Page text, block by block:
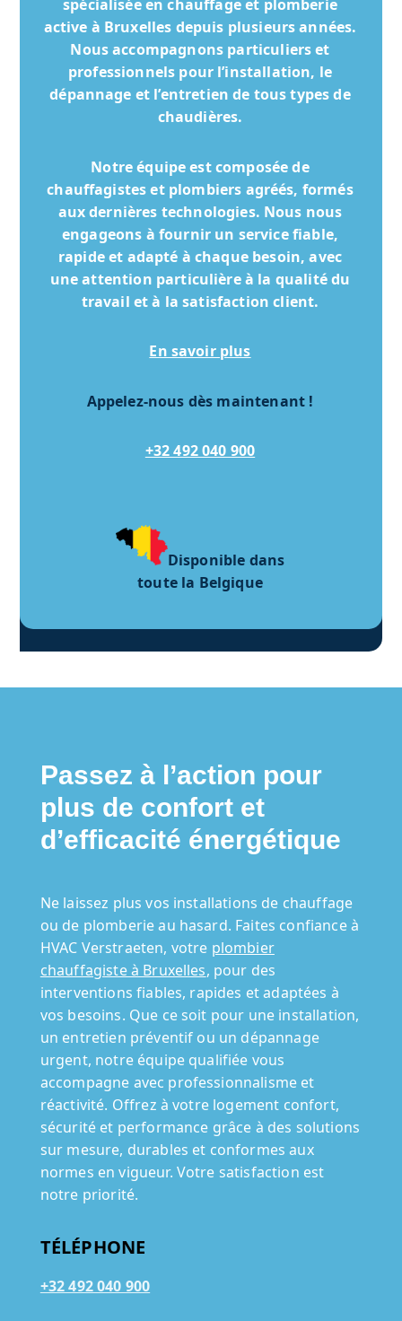
spécialisée en chauffage et plomberie
active à Bruxelles depuis plusieurs années.
Nous accompagnons particuliers et
professionnels pour l’installation, le
dépannage et l’entretien de tous types de
chaudières.
Notre équipe est composée de
chauffagistes et plombiers agréés, formés
aux dernières technologies. Nous nous
engageons à fournir un service fiable,
rapide et adapté à chaque besoin, avec
une attention particulière à la qualité du
travail et à la satisfaction client.
En savoir plus
Appelez-nous dès maintenant !
+32 492 040 900
Disponible dans
toute la Belgique
Passez à l’action pour
plus de confort et
d’efficacité énergétique
Ne laissez plus vos installations de chauffage
ou de plomberie au hasard. Faites confiance à
HVAC Verstraeten, votre plombier
chauffagiste à Bruxelles, pour des
interventions fiables, rapides et adaptées à
vos besoins. Que ce soit pour une installation,
un entretien préventif ou un dépannage
urgent, notre équipe qualifiée vous
accompagne avec professionnalisme et
réactivité. Offrez à votre logement confort,
sécurité et performance grâce à des solutions
sur mesure, durables et conformes aux
normes en vigueur. Votre satisfaction est
notre priorité.
TÉLÉPHONE
+32 492 040 900